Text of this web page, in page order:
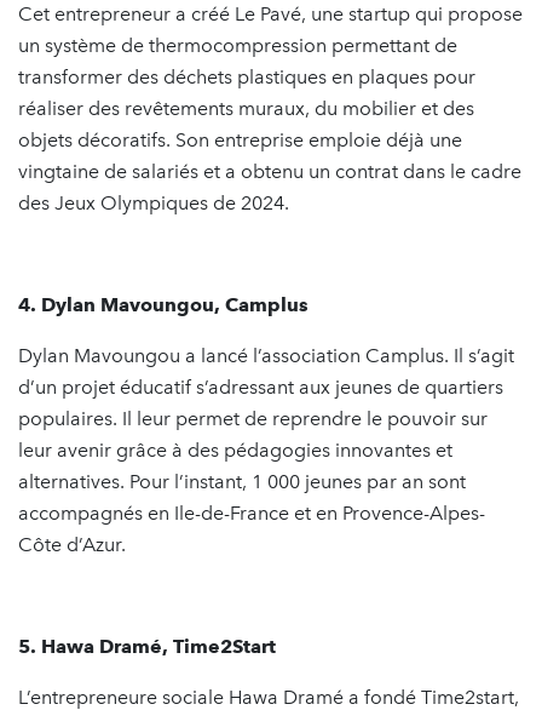
Cet entrepreneur a créé Le Pavé, une startup qui propose
un système de thermocompression permettant de
transformer des déchets plastiques en plaques pour
réaliser des revêtements muraux, du mobilier et des
objets décoratifs. Son entreprise emploie déjà une
vingtaine de salariés et a obtenu un contrat dans le cadre
des Jeux Olympiques de 2024.
4. Dylan Mavoungou, Camplus
Dylan Mavoungou a lancé l’association Camplus. Il s’agit
d’un projet éducatif s’adressant aux jeunes de quartiers
populaires. Il leur permet de reprendre le pouvoir sur
leur avenir grâce à des pédagogies innovantes et
alternatives. Pour l’instant, 1 000 jeunes par an sont
accompagnés en Ile-de-France et en Provence-Alpes-
Côte d’Azur.
5. Hawa Dramé, Time2Start
L’entrepreneure sociale Hawa Dramé a fondé Time2start,